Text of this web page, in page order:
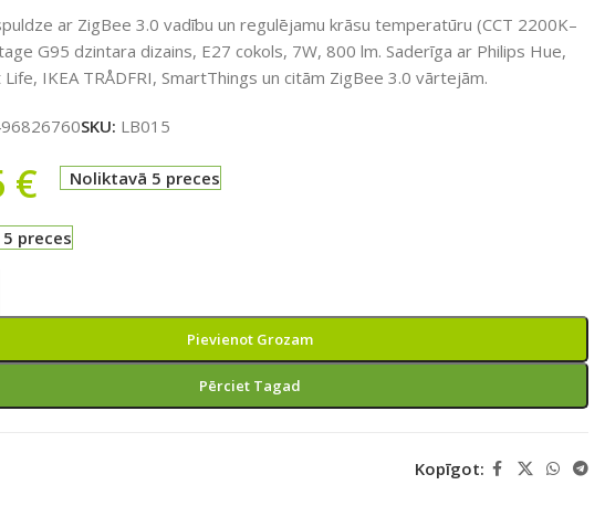
ar ZigBee 3.0 vadību un regulējamu krāsu temperatūru (CCT 2200K–
G95 dzintara dizains, E27 cokols, 7W, 800 lm. Saderīga ar Philips Hue,
IKEA TRÅDFRI, SmartThings un citām ZigBee 3.0 vārtejām.
SKU: LB015
€ Noliktavā 5 preces
preces
Pievienot Grozam
Pērciet Tagad
Kopīgot: